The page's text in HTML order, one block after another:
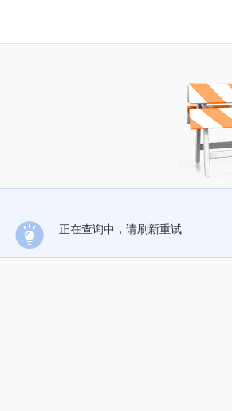
正在查询中，请刷新重试